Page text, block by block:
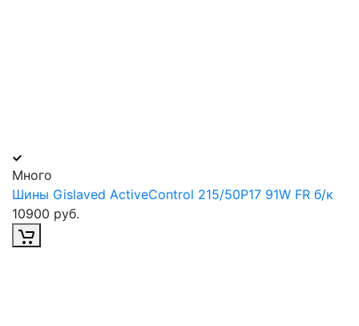
Много
Шины Gislaved ActiveControl 215/50Р17 91W FR б/к
10900 руб.